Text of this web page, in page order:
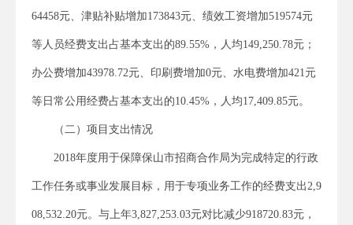
64458元、津贴补贴增加173843元、绩效工资增加519574元
等人员经费支出占基本支出的89.55%，人均149,250.78元；
办公费增加43978.72元、印刷费增加0元、水电费增加421元
等日常公用经费占基本支出的10.45%，人均17,409.85元。
（二）项目支出情况
2018年度用于保障保山市招商合作局为完成特定的行政
工作任务或事业发展目标，用于专项业务工作的经费支出2,9
08,532.20元。与上年3,827,253.03元对比减少918720.83元，